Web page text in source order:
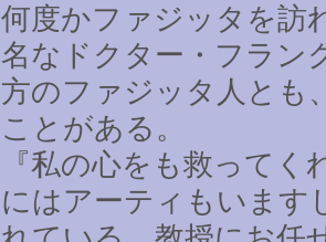
何度かファジッタを訪
名なドクター・フラン
方のファジッタ人とも
ことがある。
『私の心をも救ってく
にはアーティもいます